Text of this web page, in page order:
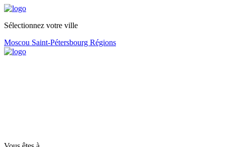
Sélectionnez votre ville
Moscou Saint-Pétersbourg Régions